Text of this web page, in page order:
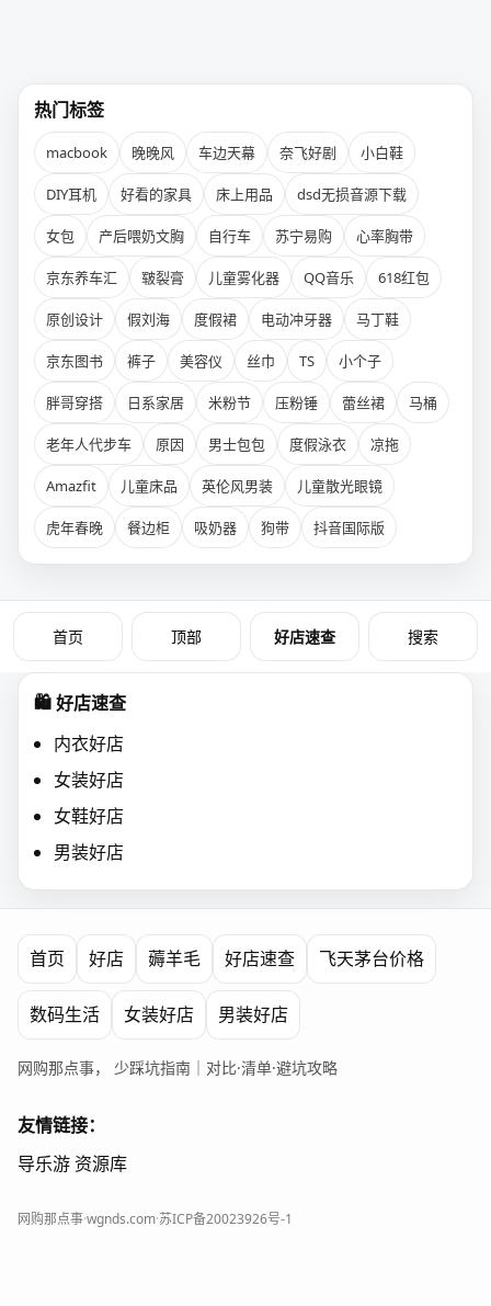
热门标签
macbook 晚晚风 车边天幕 奈飞好剧 小白鞋
DIY耳机 好看的家具 床上用品 dsd无损音源下载
女包 产后喂奶文胸 自行车 苏宁易购 心率胸带
京东养车汇 皲裂膏 儿童雾化器 QQ音乐 618红包
原创设计 假刘海 度假裙 电动冲牙器 马丁鞋
京东图书 裤子 美容仪 丝巾 TS 小个子
胖哥穿搭 日系家居 米粉节 压粉锤 蕾丝裙 马桶
老年人代步车 原因 男士包包 度假泳衣 凉拖
Amazfit 儿童床品 英伦风男装 儿童散光眼镜
虎年春晚 餐边柜 吸奶器 狗带 抖音国际版
首页 顶部 好店速查 搜索
🛍️ 好店速查
内衣好店
女装好店
女鞋好店
男装好店
首页 好店 薅羊毛 好店速查 飞天茅台价格
数码生活 女装好店 男装好店
网购那点事， 少踩坑指南｜对比·清单·避坑攻略
友情链接：
导乐游 资源库
网购那点事·wgnds.com·苏ICP备20023926号-1